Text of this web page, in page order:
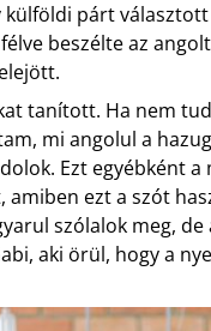
párt választott
beszélte az
tanított. Ha nem
mi angolul a
Ezt egyébként a
ezt a szót
szólalok meg,
aki örül, hogy a